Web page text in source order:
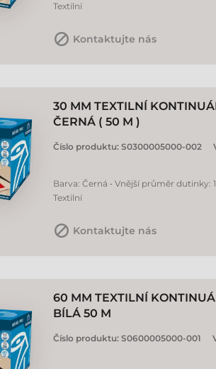
Textilní
Kontaktujte nás
30 MM TEXTILNÍ
ČERNÁ ( 50 M )
Číslo produktu: S0300005000-002
Barva: Černá • Vnější průměr dutinky:
Textilní
Kontaktujte nás
60 MM TEXTILNÍ
BÍLÁ 50 M
Číslo produktu: S0600005000-001